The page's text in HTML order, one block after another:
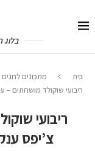
בלוג
בית מתכונים לחגים
ריבועי שוקולד מושחתים –
ריבועי
צ’יפס